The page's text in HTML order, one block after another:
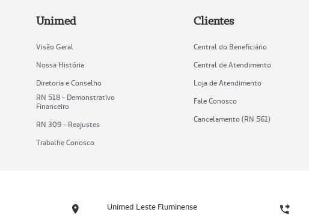
Unimed
Visão Geral
Nossa História
Diretoria e Conselho
RN 518 - Demonstrativo
Financeiro
RN 309 - Reajustes
Trabalhe Conosco
Clientes
Central do Beneficiário
Central de Atendimento
Loja de Atendimento
Fale Conosco
Cancelamento (RN 561)
Unimed Leste Fluminense